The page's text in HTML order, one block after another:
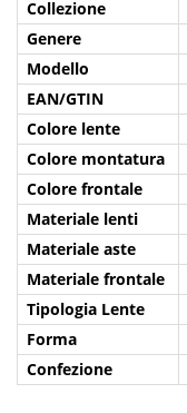
Collezione
Genere
Modello
EAN/GTIN
Colore lente
Colore montatura
Colore frontale
Materiale lenti
Materiale aste
Materiale frontale
Tipologia Lente
Forma
Confezione